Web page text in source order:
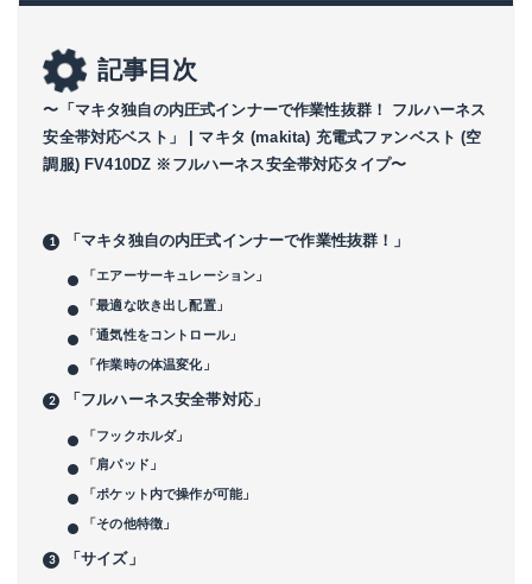
記事目次
〜「マキタ独自の内圧式インナーで作業性抜群！ フルハーネス
安全帯対応ベスト」 | マキタ (makita) 充電式ファンベスト (空
調服) FV410DZ ※フルハーネス安全帯対応タイプ〜
「マキタ独自の内圧式インナーで作業性抜群！」
「エアーサーキュレーション」
「最適な吹き出し配置」
「通気性をコントロール」
「作業時の体温変化」
「フルハーネス安全帯対応」
「フックホルダ」
「肩パッド」
「ポケット内で操作が可能」
「その他特徴」
「サイズ」